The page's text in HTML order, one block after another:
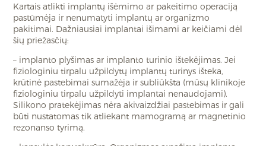
Kartais atlikti implantų išėmimo ar pakeitimo operaciją
pastūmėja ir nenumatyti implantų ar organizmo
pakitimai. Dažniausiai implantai išimami ar keičiami dėl
šių priežasčių:
– implanto plyšimas ar implanto turinio ištekėjimas. Jei
fiziologiniu tirpalu užpildytų implantų turinys išteka,
krūtinė pastebimai sumažėja ir subliūkšta (mūsų klinikoje
fiziologiniu tirpalu užpildyti implantai nenaudojami).
Silikono pratekėjimas nėra akivaizdžiai pastebimas ir gali
būti nustatomas tik atliekant mamogramą ar magnetinio
rezonanso tyrimą.